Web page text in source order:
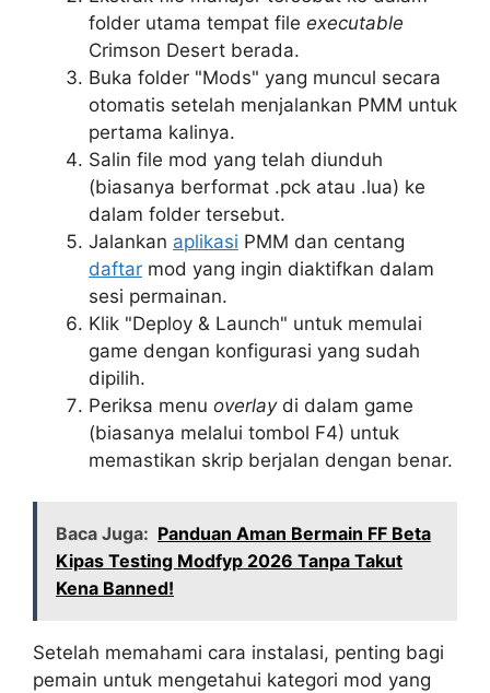
folder utama tempat file executable
Crimson Desert berada.
Buka folder "Mods" yang muncul secara
otomatis setelah menjalankan PMM untuk
pertama kalinya.
Salin file mod yang telah diunduh
(biasanya berformat .pck atau .lua) ke
dalam folder tersebut.
Jalankan aplikasi PMM dan centang
daftar mod yang ingin diaktifkan dalam
sesi permainan.
Klik "Deploy & Launch" untuk memulai
game dengan konfigurasi yang sudah
dipilih.
Periksa menu overlaydi dalam game
(biasanya melalui tombol F4) untuk
memastikan skrip berjalan dengan benar.
Baca Juga: Panduan Aman Bermain FF Beta
Kipas Testing Modfyp 2026 Tanpa Takut
Kena Banned!
Setelah memahami cara instalasi, penting bagi
pemain untuk mengetahui kategori mod yang